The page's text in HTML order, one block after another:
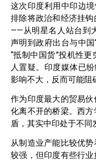
这次印度利用中印边
排除将政治和经济挂
——从明星名人站台到
声明到政府出台与中
“抵制中国货”投机性
人置疑。印度媒体已
影响不大，反而可能阻
作为印度最大的贸易
化离不开的桥梁。西
盾，其实中印处于不同
从制造业产能比较优
较强，但印度有些行